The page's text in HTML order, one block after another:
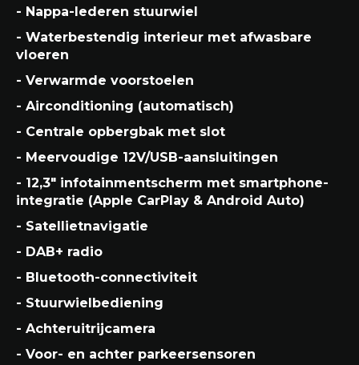
- Nappa-lederen stuurwiel
- Waterbestendig interieur met afwasbare
vloeren
- Verwarmde voorstoelen
- Airconditioning (automatisch)
- Centrale opbergbak met slot
- Meervoudige 12V/USB-aansluitingen
- 12,3" infotainmentscherm met smartphone-
integratie (Apple CarPlay & Android Auto)
- Satellietnavigatie
- DAB+ radio
- Bluetooth-connectiviteit
- Stuurwielbediening
- Achteruitrijcamera
- Voor- en achter parkeersensoren